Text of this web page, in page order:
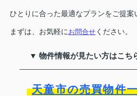
ひとりに合った最適なプランをご提案
まずは、お気軽にお問合せ ください。
▼ 物件情報が見たい方はこち
天童市の売買物件